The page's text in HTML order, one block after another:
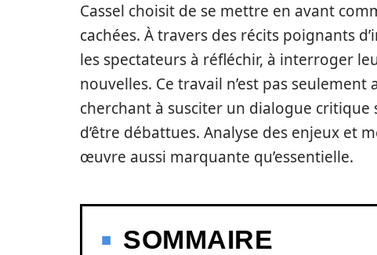
Cassel choisit de se mettre en avant
cachées. À travers des récits poignants
les spectateurs à réfléchir, à interroger
nouvelles. Ce travail n’est pas
cherchant à susciter un dialogue
d’être débattues. Analyse des enjeux et
œuvre aussi marquante qu’essentielle.
SOMMAIRE